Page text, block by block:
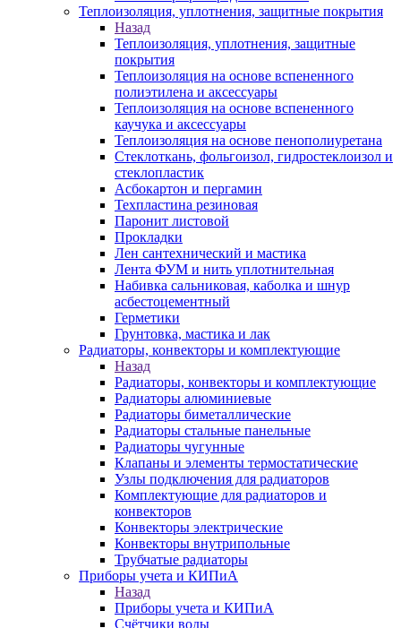
Теплоизоляция, уплотнения, защитные покрытия
Назад
Теплоизоляция, уплотнения, защитные
покрытия
Теплоизоляция на основе вспененного
полиэтилена и аксессуары
Теплоизоляция на основе вспененного
каучука и аксессуары
Теплоизоляция на основе пенополиуретана
Стеклоткань, фольгоизол, гидростеклоизол и
стеклопластик
Асбокартон и пергамин
Техпластина резиновая
Паронит листовой
Прокладки
Лен сантехнический и мастика
Лента ФУМ и нить уплотнительная
Набивка сальниковая, каболка и шнур
асбестоцементный
Герметики
Грунтовка, мастика и лак
Радиаторы, конвекторы и комплектующие
Назад
Радиаторы, конвекторы и комплектующие
Радиаторы алюминиевые
Радиаторы биметаллические
Радиаторы стальные панельные
Радиаторы чугунные
Клапаны и элементы термостатические
Узлы подключения для радиаторов
Комплектующие для радиаторов и
конвекторов
Конвекторы электрические
Конвекторы внутрипольные
Трубчатые радиаторы
Приборы учета и КИПиА
Назад
Приборы учета и КИПиА
Счётчики воды